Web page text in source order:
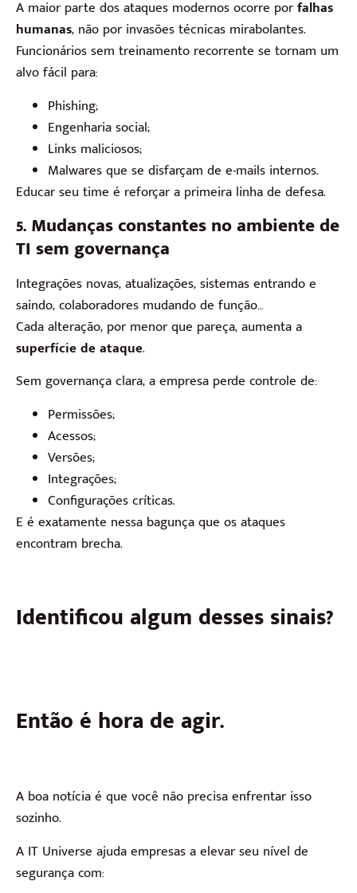
A maior parte dos ataques modernos ocorre porfalhas
humanas, não por invasões técnicas mirabolantes.
Funcionários sem treinamento recorrente se tornam um
alvo fácil para:
Phishing;
Engenharia social;
Links maliciosos;
Malwares que se disfarçam de e-mails internos.
Educar seu time é reforçar a primeira linha de defesa.
5. Mudanças constantes no ambiente de
TI sem governança
Integrações novas, atualizações, sistemas entrando e
saindo, colaboradores mudando de função…
Cada alteração, por menor que pareça, aumenta a
superfície de ataque.
Sem governança clara, a empresa perde controle de:
Permissões;
Acessos;
Versões;
Integrações;
Configurações críticas.
E é exatamente nessa bagunça que os ataques
encontram brecha.
Identificou algum desses sinais?
Então é hora de agir.
A boa notícia é que você não precisa enfrentar isso
sozinho.
A IT Universe ajuda empresas a elevar seu nível de
segurança com: